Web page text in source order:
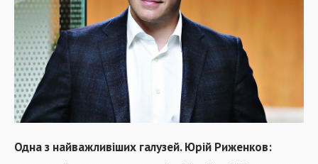
Одна з найважливіших галузей. Юрій Риженков: